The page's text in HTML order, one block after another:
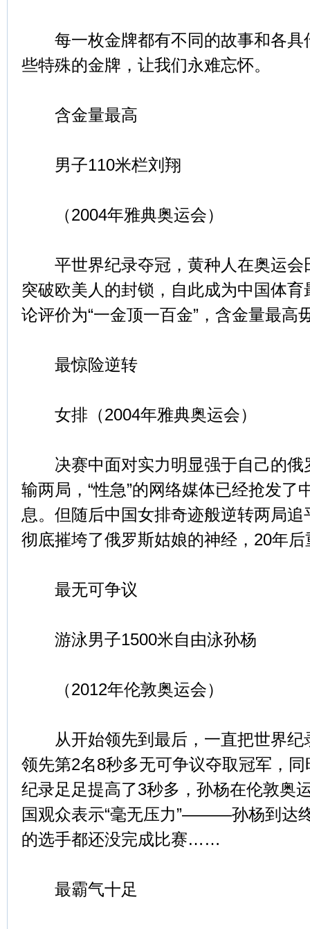
每一枚金牌都有不同的故事和各具
些特殊的金牌，让我们永难忘怀。
含金量最高
男子110米栏刘翔
（2004年雅典奥运会）
平世界纪录夺冠，黄种人在奥运会
突破欧美人的封锁，自此成为中国体
论评价为“一金顶一百金”，含金量最高
最惊险逆转
女排（2004年雅典奥运会）
决赛中面对实力明显强于自己的俄
输两局，“性急”的网络媒体已经抢发了
息。但随后中国女排奇迹般逆转两局
彻底摧垮了俄罗斯姑娘的神经，20年
最无可争议
游泳男子1500米自由泳孙杨
（2012年伦敦奥运会）
从开始领先到最后，一直把世界纪
领先第2名8秒多无可争议夺取冠军，
纪录足足提高了3秒多，孙杨在伦敦奥
国观众表示“毫无压力”———孙杨到达
的选手都还没完成比赛……
最霸气十足